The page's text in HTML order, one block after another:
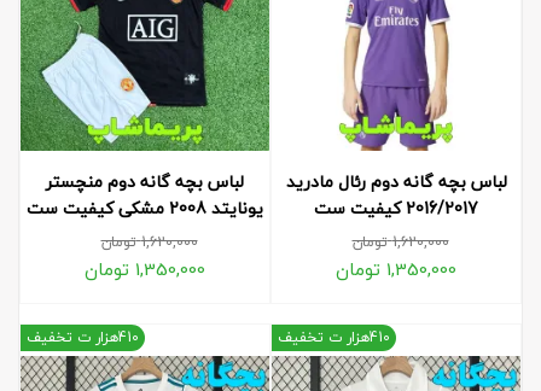
لباس بچه گانه دوم رئال مادرید
2016/2017 کیفیت ست
1,620,000تومان
1,350,000 تومان
لباس بچه گانه دوم منچستر
یونایتد 2008 مشکی کیفیت ست
1,620,000تومان
1,350,000 تومان
410هزار ت تخفیف 410هزار ت تخفیف